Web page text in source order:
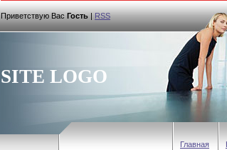
Приветствую Вас Гость|RSS
SITE LOGO
Главная